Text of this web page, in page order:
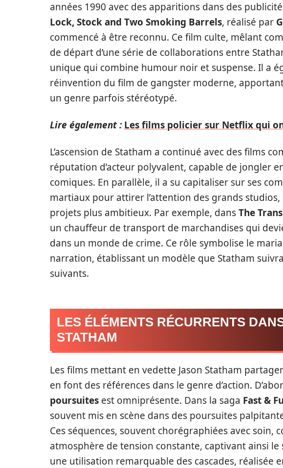
années 1990 avec des apparitions dans des
Lock, Stock and Two Smoking Barrels, réalisé par
commencé à être reconnu. Ce film culte, mêlant
de départ d’une série de collaborations entre
unique qui combine humour noir et suspense. Il a
réinvention du film de gangster moderne,
un genre parfois stéréotypé.
Lire également : Les films policier sur Netflix qui
L’ascension de Statham a continué avec des films
réputation d’acteur polyvalent, capable de jongler
comiques. En parallèle, il a su capitaliser sur ses
martiaux pour attirer l’attention des grands
projets plus ambitieux. Par exemple, dansThe
un chauffeur de transport de marchandises qui
dans un monde de crime. Ce rôle symbolise le
narration, établissant un modèle que Statham
suivants.
LES ÉLÉMENTS RÉCURRENTS
STATHAM
Les films mettant en vedette Jason Statham
en font des références dans le genre d’action.
poursuites est omniprésente. Dans la saga Fast &
souvent mis en scène dans des poursuites
Ces séquences, souvent chorégraphiées avec soin,
atmosphère de tension constante, captivant ainsi
une utilisation remarquable des cascades, réalisée